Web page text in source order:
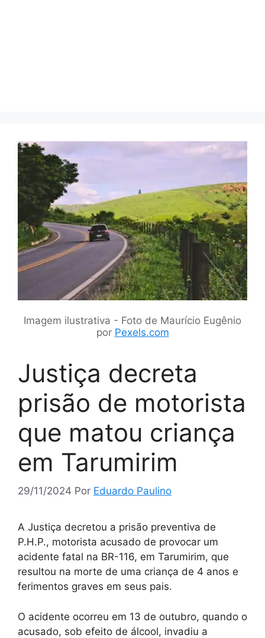
Imagem ilustrativa - Foto de Maurício Eugênio
por Pexels.com
Justiça decreta
prisão de motorista
que matou criança
em Tarumirim
29/11/2024 Por Eduardo Paulino
A Justiça decretou a prisão preventiva de
P.H.P., motorista acusado de provocar um
acidente fatal na BR-116, em Tarumirim, que
resultou na morte de uma criança de 4 anos e
ferimentos graves em seus pais.
O acidente ocorreu em 13 de outubro, quando o
acusado, sob efeito de álcool, invadiu a